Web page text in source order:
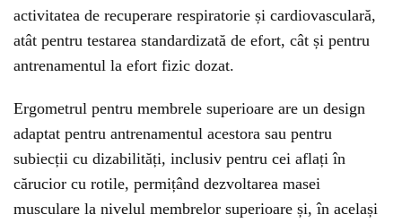
activitatea de recuperare respiratorie și cardiovasculară,
atât pentru testarea standardizată de efort, cât și pentru
antrenamentul la efort fizic dozat.
Ergometrul pentru membrele superioare are un design
adaptat pentru antrenamentul acestora sau pentru
subiecții cu dizabilități, inclusiv pentru cei aflați în
cărucior cu rotile, permițând dezvoltarea masei
musculare la nivelul membrelor superioare și, în același